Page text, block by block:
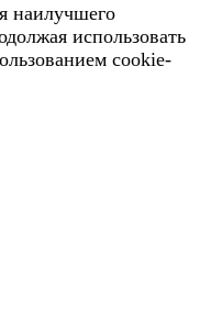
наилучшего
использовать
cookie-